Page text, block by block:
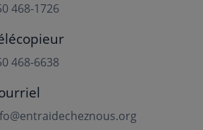
468-1726
468-6638